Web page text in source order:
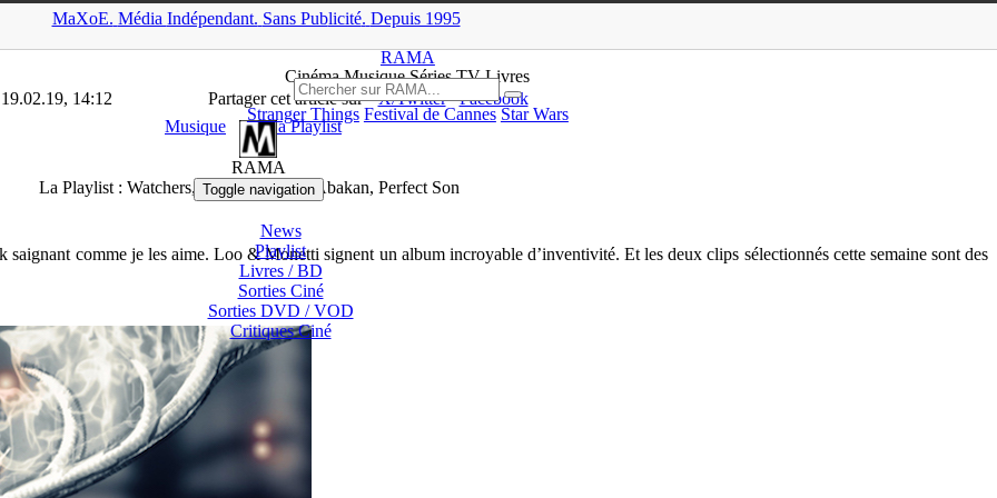
MaXoE. Média Indépendant. Sans Publicité. Depuis 1995
RAMA
CinémaMusique SériesTVLivres
Stranger Things Festival de Cannes Star Wars
RAMA
Toggle navigation
News
Playlist
Livres / BD
Sorties Ciné
Sorties DVD / VOD
CritiquesCiné
▲
14:12 Partager cet article sur X/Twitter
Facebook
Musique
La Playlist
La Playlist : Watchers, Loo & Monetti, Abakan, Perfect Son
comme je les aime. Loo & Monetti signent un album incroyable d’inventivité. Et les deux clips sélectionnés cette semaine sont des